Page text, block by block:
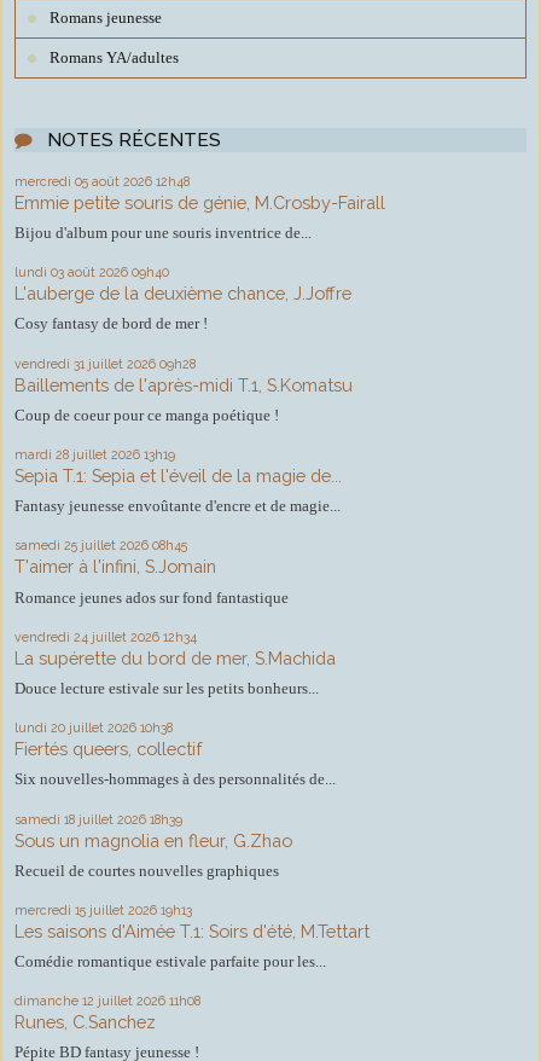
Romans jeunesse
Romans YA/adultes
NOTES RÉCENTES
mercredi 05 août 2026 12h48
Emmie petite souris de génie, M.Crosby-Fairall
Bijou d'album pour une souris inventrice de...
lundi 03 août 2026 09h40
L'auberge de la deuxième chance, J.Joffre
Cosy fantasy de bord de mer !
vendredi 31 juillet 2026 09h28
Baillements de l'après-midi T.1, S.Komatsu
Coup de coeur pour ce manga poétique !
mardi 28 juillet 2026 13h19
Sepia T.1: Sepia et l'éveil de la magie de...
Fantasy jeunesse envoûtante d'encre et de magie...
samedi 25 juillet 2026 08h45
T'aimer à l'infini, S.Jomain
Romance jeunes ados sur fond fantastique
vendredi 24 juillet 2026 12h34
La supérette du bord de mer, S.Machida
Douce lecture estivale sur les petits bonheurs...
lundi 20 juillet 2026 10h38
Fiertés queers, collectif
Six nouvelles-hommages à des personnalités de...
samedi 18 juillet 2026 18h39
Sous un magnolia en fleur, G.Zhao
Recueil de courtes nouvelles graphiques
mercredi 15 juillet 2026 19h13
Les saisons d'Aimée T.1: Soirs d'été, M.Tettart
Comédie romantique estivale parfaite pour les...
dimanche 12 juillet 2026 11h08
Runes, C.Sanchez
Pépite BD fantasy jeunesse !